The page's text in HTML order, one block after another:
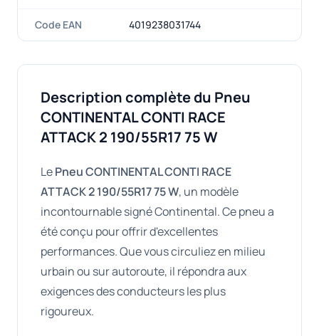
Code EAN 4019238031744
Description complète du Pneu
CONTINENTAL CONTI RACE
ATTACK 2 190/55R17 75 W
LePneu CONTINENTAL CONTI RACE
ATTACK 2 190/55R17 75 W, un modèle
incontournable signé Continental. Ce pneu a
été conçu pour offrir d'excellentes
performances. Que vous circuliez en milieu
urbain ou sur autoroute, il répondra aux
exigences des conducteurs les plus
rigoureux.